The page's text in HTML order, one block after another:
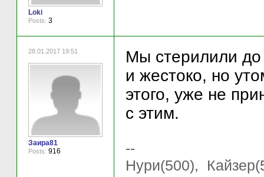
Loki
Posts: 3
28.01.2017 19:51
Заира81
Posts: 916
Мы стерилили до
и жестоко, но
этого, уже не
с этим.
--
Нури(500),